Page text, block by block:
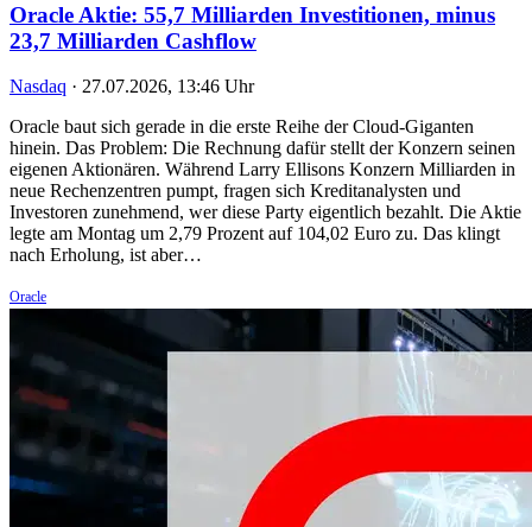
Oracle Aktie: 55,7 Milliarden Investitionen, minus
23,7 Milliarden Cashflow
Nasdaq · 27.07.2026, 13:46 Uhr
Oracle baut sich gerade in die erste Reihe der Cloud-Giganten
hinein. Das Problem: Die Rechnung dafür stellt der Konzern seinen
eigenen Aktionären. Während Larry Ellisons Konzern Milliarden in
neue Rechenzentren pumpt, fragen sich Kreditanalysten und
Investoren zunehmend, wer diese Party eigentlich bezahlt. Die Aktie
legte am Montag um 2,79 Prozent auf 104,02 Euro zu. Das klingt
nach Erholung, ist aber…
Oracle